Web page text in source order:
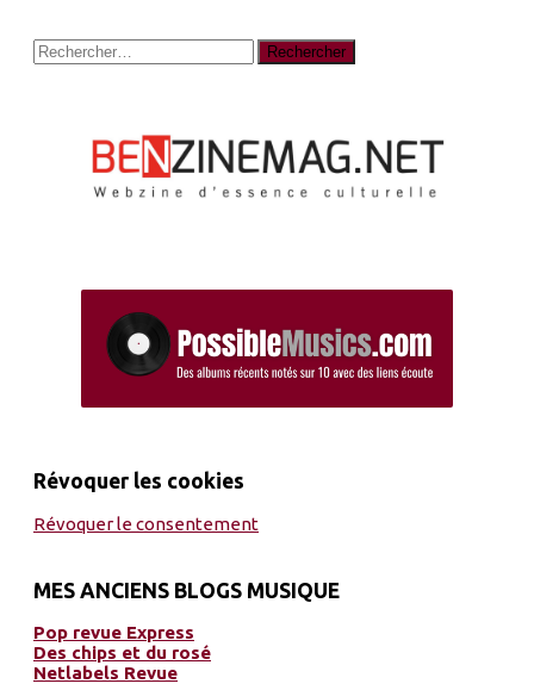
Rechercher :
Révoquer les cookies
Révoquer le consentement
MES ANCIENS BLOGS MUSIQUE
Pop revue Express
Des chips et du rosé
Netlabels Revue